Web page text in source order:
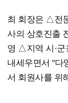
최 회장은 △전
사의 상호진출
영 △지역 시·군
내세우면서 "다
서 회원사를 위